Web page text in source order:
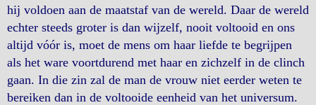
hij voldoen aan de maatstaf van de wereld. Daar de wereld
echter steeds groter is dan wijzelf, nooit voltooid en ons
altijd vóór is, moet de mens om haar liefde te begrijpen
als het ware voortdurend met haar en zichzelf in de clinch
gaan. In die zin zal de man de vrouw niet eerder weten te
bereiken dan in de voltooide eenheid van het universum.